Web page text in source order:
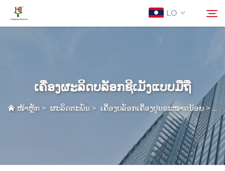
LO
ຜະລິດຕະພັນເຄື່ອງຜະລິດບລັອກຊີເມັງແບບມືຖື
ໜ້າຫຼັກ > ຜະລິດຕະພັນ > ເຄື່ອງບລັອກເຄື່ອງປູນຂະໜາດນ້ອຍ> ເ